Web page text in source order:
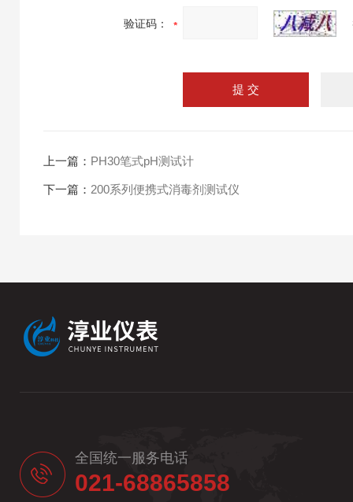
验证码：
上一篇： PH30笔式pH测试计
下一篇： 200系列便携式消毒剂测试仪
全国统一服务电话
021-68865858